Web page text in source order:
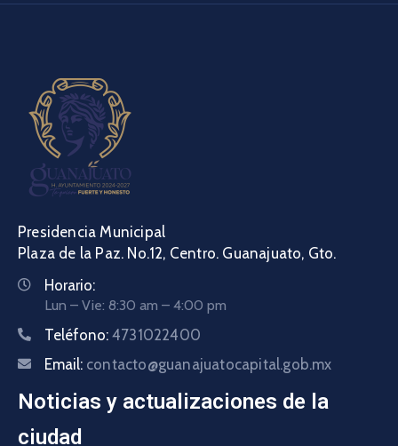
Presidencia Municipal
Plaza de la Paz. No.12, Centro. Guanajuato, Gto.
Horario:
Lun – Vie: 8:30 am – 4:00 pm
Teléfono: 4731022400
Email: contacto@guanajuatocapital.gob.mx
Noticias y actualizaciones de la
ciudad